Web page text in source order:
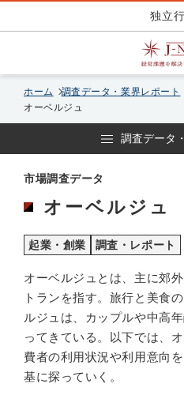
独立
ホーム 調査データ・業界レポート
オーベルジュ
調査データ
市場調査データ
オーベルジュ
起業・創業 調査・レポート
オーベルジュとは、主に郊
トランを指す。旅行と美食
ルジュは、カップルや中高
ってきている。以下では、
費者の利用状況や利用意向
基に探っていく。